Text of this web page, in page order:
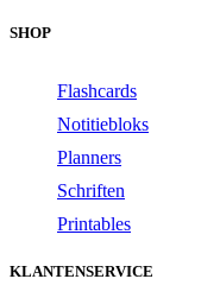
SHOP
Flashcards
Notitiebloks
Planners
Schriften
Printables
KLANTENSERVICE